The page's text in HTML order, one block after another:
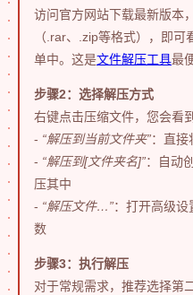
访问官方网站下载最新版本
（.rar、.zip等格式），即
单中。这是文件解压工具最
步骤2：选择解压方式
右键点击压缩文件，您会看
- “解压到当前文件夹”：直接
- “解压到[文件夹名]”：自动
压其中
- “解压文件…”：打开高级
数
步骤3：执行解压
对于常规需求，推荐选择第